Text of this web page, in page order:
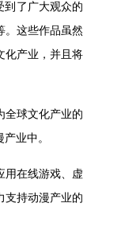
到了广大观众的
。这些作品虽然
化产业，并且将
全球文化产业的
业中。
用在线游戏、虚
支持动漫产业的